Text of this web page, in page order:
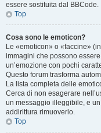
essere sostituita dal BBCode.
Top
Cosa sono le emoticon?
Le «emoticon» o «faccine»
immagini che possono
un’emozione con pochi
Questo forum trasforma
La lista completa delle
Cerca di non esagerare
un messaggio illeggibile, e
addirittura rimuoverlo.
Top